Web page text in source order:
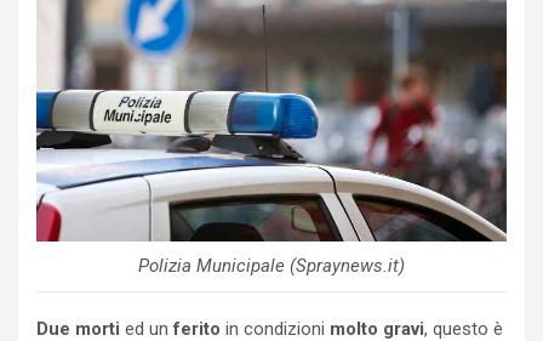
Polizia Municipale (Spraynews.it)
Due morti ed unferito in condizioni molto gravi, questo è